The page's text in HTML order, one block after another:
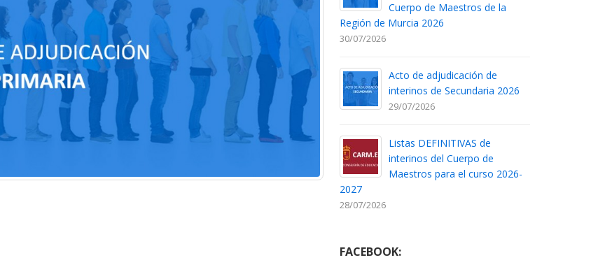
Cuerpo de Maestros de la
Región de Murcia 2026
30/07/2026
Acto de adjudicación de
interinos de Secundaria 2026
29/07/2026
Listas DEFINITIVAS de
interinos del Cuerpo de
Maestros para el curso 2026-
2027
28/07/2026
FACEBOOK: